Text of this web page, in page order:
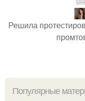
Решила
Популярные